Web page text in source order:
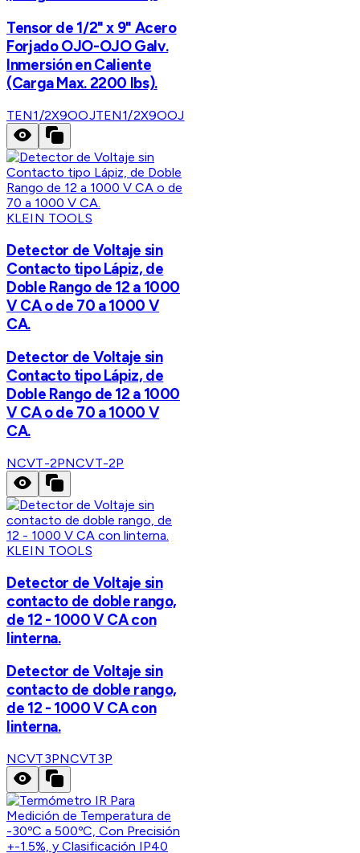
Tensor de 1/2" x 9" Acero
Forjado OJO-OJO Galv.
Inmersión en Caliente
(Carga Max. 2200 lbs).
TEN1/2X9OOJTEN1/2X9OOJ
KLEIN TOOLS
Detector de Voltaje sin
Contacto tipo Lápiz, de
Doble Rango de 12 a 1000
V CA o de 70 a 1000 V
CA.
Detector de Voltaje sin
Contacto tipo Lápiz, de
Doble Rango de 12 a 1000
V CA o de 70 a 1000 V
CA.
NCVT-2PNCVT-2P
KLEIN TOOLS
Detector de Voltaje sin
contacto de doble rango,
de 12 - 1000 V CA con
linterna.
Detector de Voltaje sin
contacto de doble rango,
de 12 - 1000 V CA con
linterna.
NCVT3PNCVT3P